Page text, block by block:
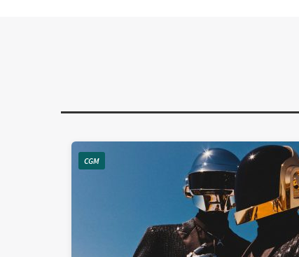
CGM